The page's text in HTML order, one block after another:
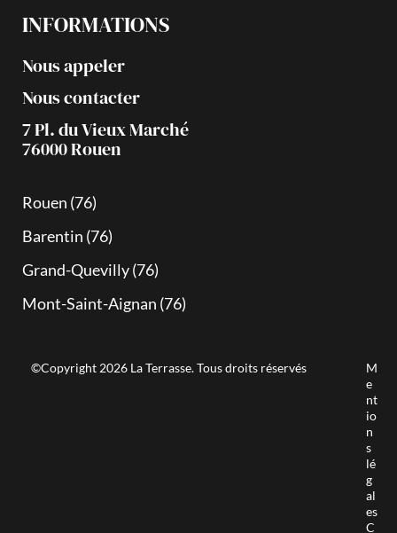
INFORMATIONS
Nous appeler
Nous contacter
7 Pl. du Vieux Marché
76000 Rouen
Rouen (76)
Barentin (76)
Grand-Quevilly (76)
Mont-Saint-Aignan (76)
©Copyright 2026 La Terrasse. Tous droits réservés
M
e
nt
io
n
s
lé
g
al
es
C